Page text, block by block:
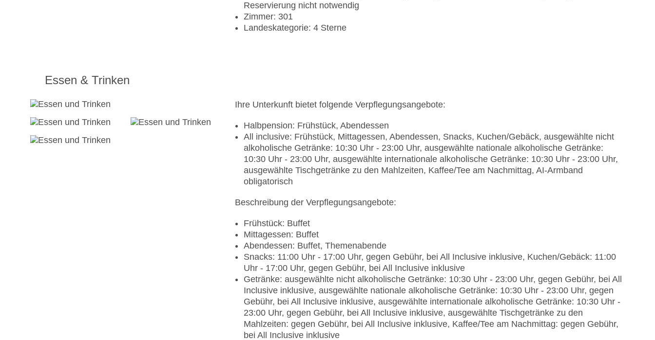
Reservierung nicht notwendig
Zimmer: 301
Landeskategorie: 4 Sterne
Essen & Trinken
Ihre Unterkunft bietet folgende Verpflegungsangebote:
Halbpension: Frühstück, Abendessen
All inclusive: Frühstück, Mittagessen, Abendessen, Snacks, Kuchen/Gebäck, ausgewählte nicht
alkoholische Getränke: 10:30 Uhr - 23:00 Uhr, ausgewählte nationale alkoholische Getränke:
10:30 Uhr - 23:00 Uhr, ausgewählte internationale alkoholische Getränke: 10:30 Uhr - 23:00 Uhr,
ausgewählte Tischgetränke zu den Mahlzeiten, Kaffee/Tee am Nachmittag, AI-Armband
obligatorisch
Beschreibung der Verpflegungsangebote:
Frühstück: Buffet
Mittagessen: Buffet
Abendessen: Buffet, Themenabende
Snacks: 11:00 Uhr - 17:00 Uhr, gegen Gebühr, bei All Inclusive inklusive, Kuchen/Gebäck: 11:00
Uhr - 17:00 Uhr, gegen Gebühr, bei All Inclusive inklusive
Getränke: ausgewählte nicht alkoholische Getränke: 10:30 Uhr - 23:00 Uhr, gegen Gebühr, bei All
Inclusive inklusive, ausgewählte nationale alkoholische Getränke: 10:30 Uhr - 23:00 Uhr, gegen
Gebühr, bei All Inclusive inklusive, ausgewählte internationale alkoholische Getränke: 10:30 Uhr -
23:00 Uhr, gegen Gebühr, bei All Inclusive inklusive, ausgewählte Tischgetränke zu den
Mahlzeiten: gegen Gebühr, bei All Inclusive inklusive, Kaffee/Tee am Nachmittag: gegen Gebühr,
bei All Inclusive inklusive